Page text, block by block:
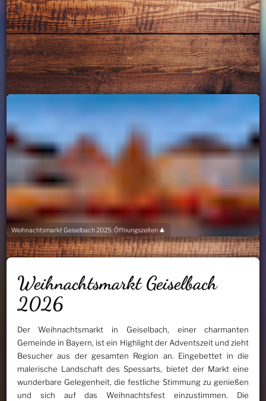
Weihnachtsmarkt Geiselbach 2025: Öffnungszeiten 🎄
Weihnachtsmarkt Geiselbach
2026
Der Weihnachtsmarkt in Geiselbach, einer charmanten
Gemeinde in Bayern, ist ein Highlight der Adventszeit und zieht
Besucher aus der gesamten Region an. Eingebettet in die
malerische Landschaft des Spessarts, bietet der Markt eine
wunderbare Gelegenheit, die festliche Stimmung zu genießen
und sich auf das Weihnachtsfest einzustimmen. Die